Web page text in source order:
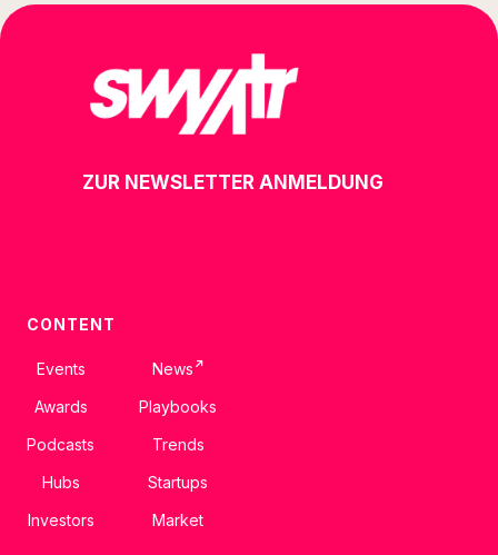
ZUR NEWSLETTER ANMELDUNG
CONTENT
Events
Awards
Podcasts
Hubs
Investors
News ↗
Playbooks
Trends
Startups
Market